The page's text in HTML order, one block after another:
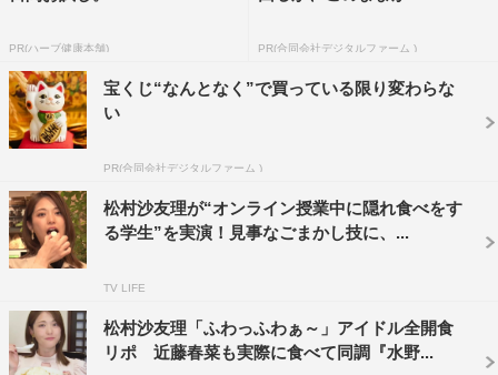
『水野真紀の魔法のレストラン』左から）水野真紀、ロザン菅広文、吉
田沙保里、長野博、ロザン宇治原史規©MBS
PR(ハーブ健康本舗) PR(合同会社デジタルファーム )
宝くじ“なんとなく”で買っている限り変わらな
い
PR(合同会社デジタルファーム )
松村沙友理が“オンライン授業中に隠れ食べをす
る学生”を実演！見事なごまかし技に、...
TV LIFE
松村沙友理「ふわっふわぁ～」アイドル全開食
リポ 近藤春菜も実際に食べて同調『水野...